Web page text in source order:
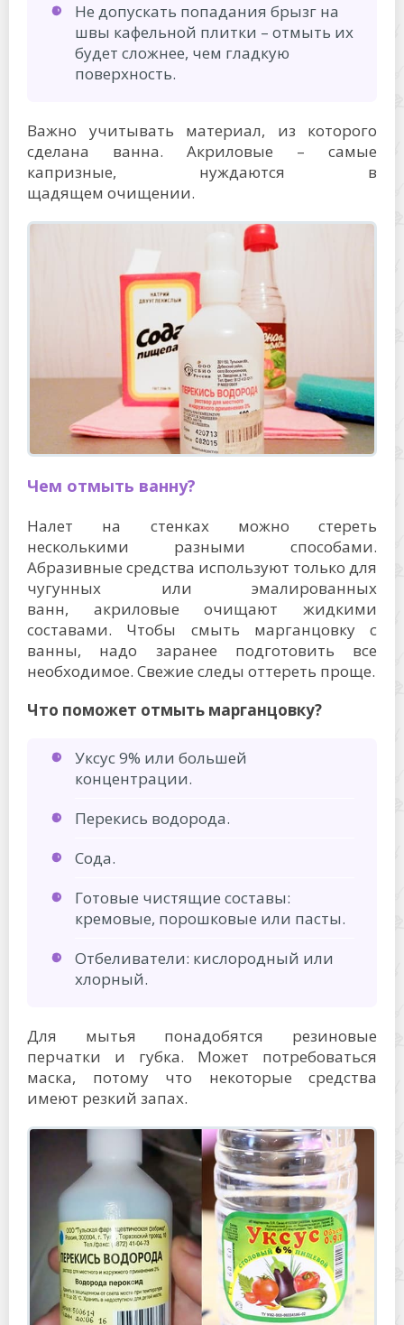
Не допускать попадания брызг на
швы кафельной плитки – отмыть их
будет сложнее, чем гладкую
поверхность.
Важно учитывать материал, из которого
сделана ванна. Акриловые – самые
капризные, нуждаются в
щадящем очищении.
Чем отмыть ванну?
Налет на стенках можно стереть
несколькими разными способами.
Абразивные средства используют только для
чугунных или эмалированных
ванн, акриловые очищают жидкими
составами. Чтобы смыть марганцовку с
ванны, надо заранее подготовить все
необходимое. Свежие следы оттереть проще.
Что поможет отмыть марганцовку?
Уксус 9% или большей
концентрации.
Перекись водорода.
Сода.
Готовые чистящие составы:
кремовые, порошковые или пасты.
Отбеливатели: кислородный или
хлорный.
Для мытья понадобятся резиновые
перчатки и губка. Может потребоваться
маска, потому что некоторые средства
имеют резкий запах.